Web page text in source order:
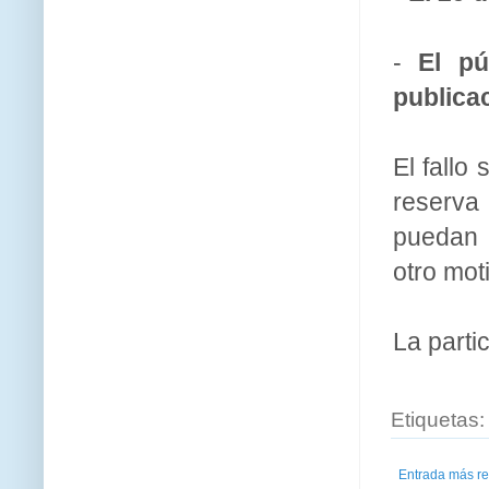
- El
El fallo
otro
La
Etiquetas:
Entrada más